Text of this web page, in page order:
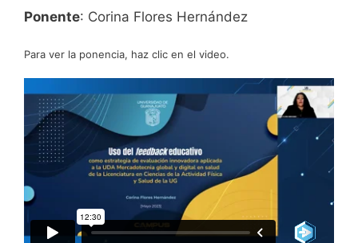
Ponente: Corina Flores Hernández
Para ver la ponencia, haz clic en el video.